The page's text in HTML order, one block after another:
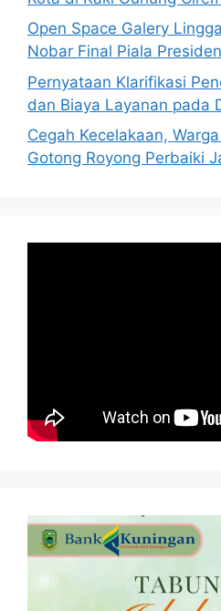
Open Space Galery
Nobar Final Piala
Pernyataan Klarifikasi
dan Biaya Layanan pada
Cegah Kecelakaan,
Gotong Royong Perbaiki